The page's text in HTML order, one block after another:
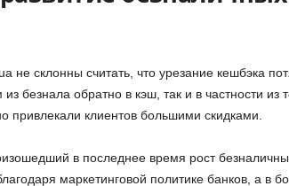
не склонны считать, что урезание кешбэка
безнала обратно в кэш, так и в частности из
привлекали клиентов большими скидками.
в последнее время рост
маркетинговой политике банков, а в